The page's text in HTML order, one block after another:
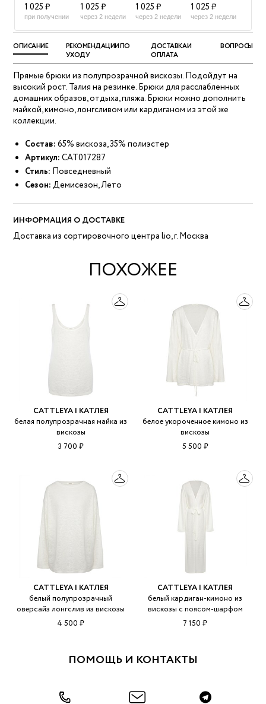
1 025 ₽
при получении
1 025 ₽
через 2 недели
1 025 ₽
через 2 недели
1 025 ₽
через 2 недели
ОПИСАНИЕ
РЕКОМЕНДАЦИИ ПО
УХОДУ
ДОСТАВКА И
ОПЛАТА
ВОПРОСЫ
Прямые брюки из полупрозрачной вискозы. Подойдут на
высокий рост. Талия на резинке. Брюки для расслабленных
домашних образов, отдыха, пляжа. Брюки можно дополнить
майкой, кимоно, лонгсливом или кардиганом из этой же
коллекции.
Состав: 65% вискоза, 35% полиэстер
Артикул: CAT017287
Стиль: Повседневный
Сезон: Демисезон, Лето
ИНФОРМАЦИЯ О ДОСТАВКЕ
Доставка из сортировочного центра lio, г. Москва
ПОХОЖЕЕ
CATTLEYA | КАТЛЕЯ
белая полупрозрачная майка из
вискозы
3 700 ₽
CATTLEYA | КАТЛЕЯ
белое укороченное кимоно из
вискозы
5 500 ₽
CATTLEYA | КАТЛЕЯ
белый полупрозрачный
оверсайз лонгслив из вискозы
4 500 ₽
CATTLEYA | КАТЛЕЯ
белый кардиган-кимоно из
вискозы с поясом-шарфом
7 150 ₽
ПОМОЩЬ И КОНТАКТЫ